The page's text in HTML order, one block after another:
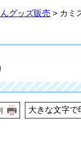
グッズ販売 > カミ
大きな文字で